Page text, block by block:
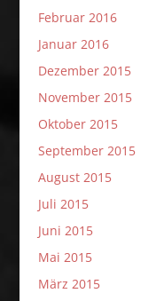
Februar 2016
Januar 2016
Dezember 2015
November 2015
Oktober 2015
September 2015
August 2015
Juli 2015
Juni 2015
Mai 2015
März 2015